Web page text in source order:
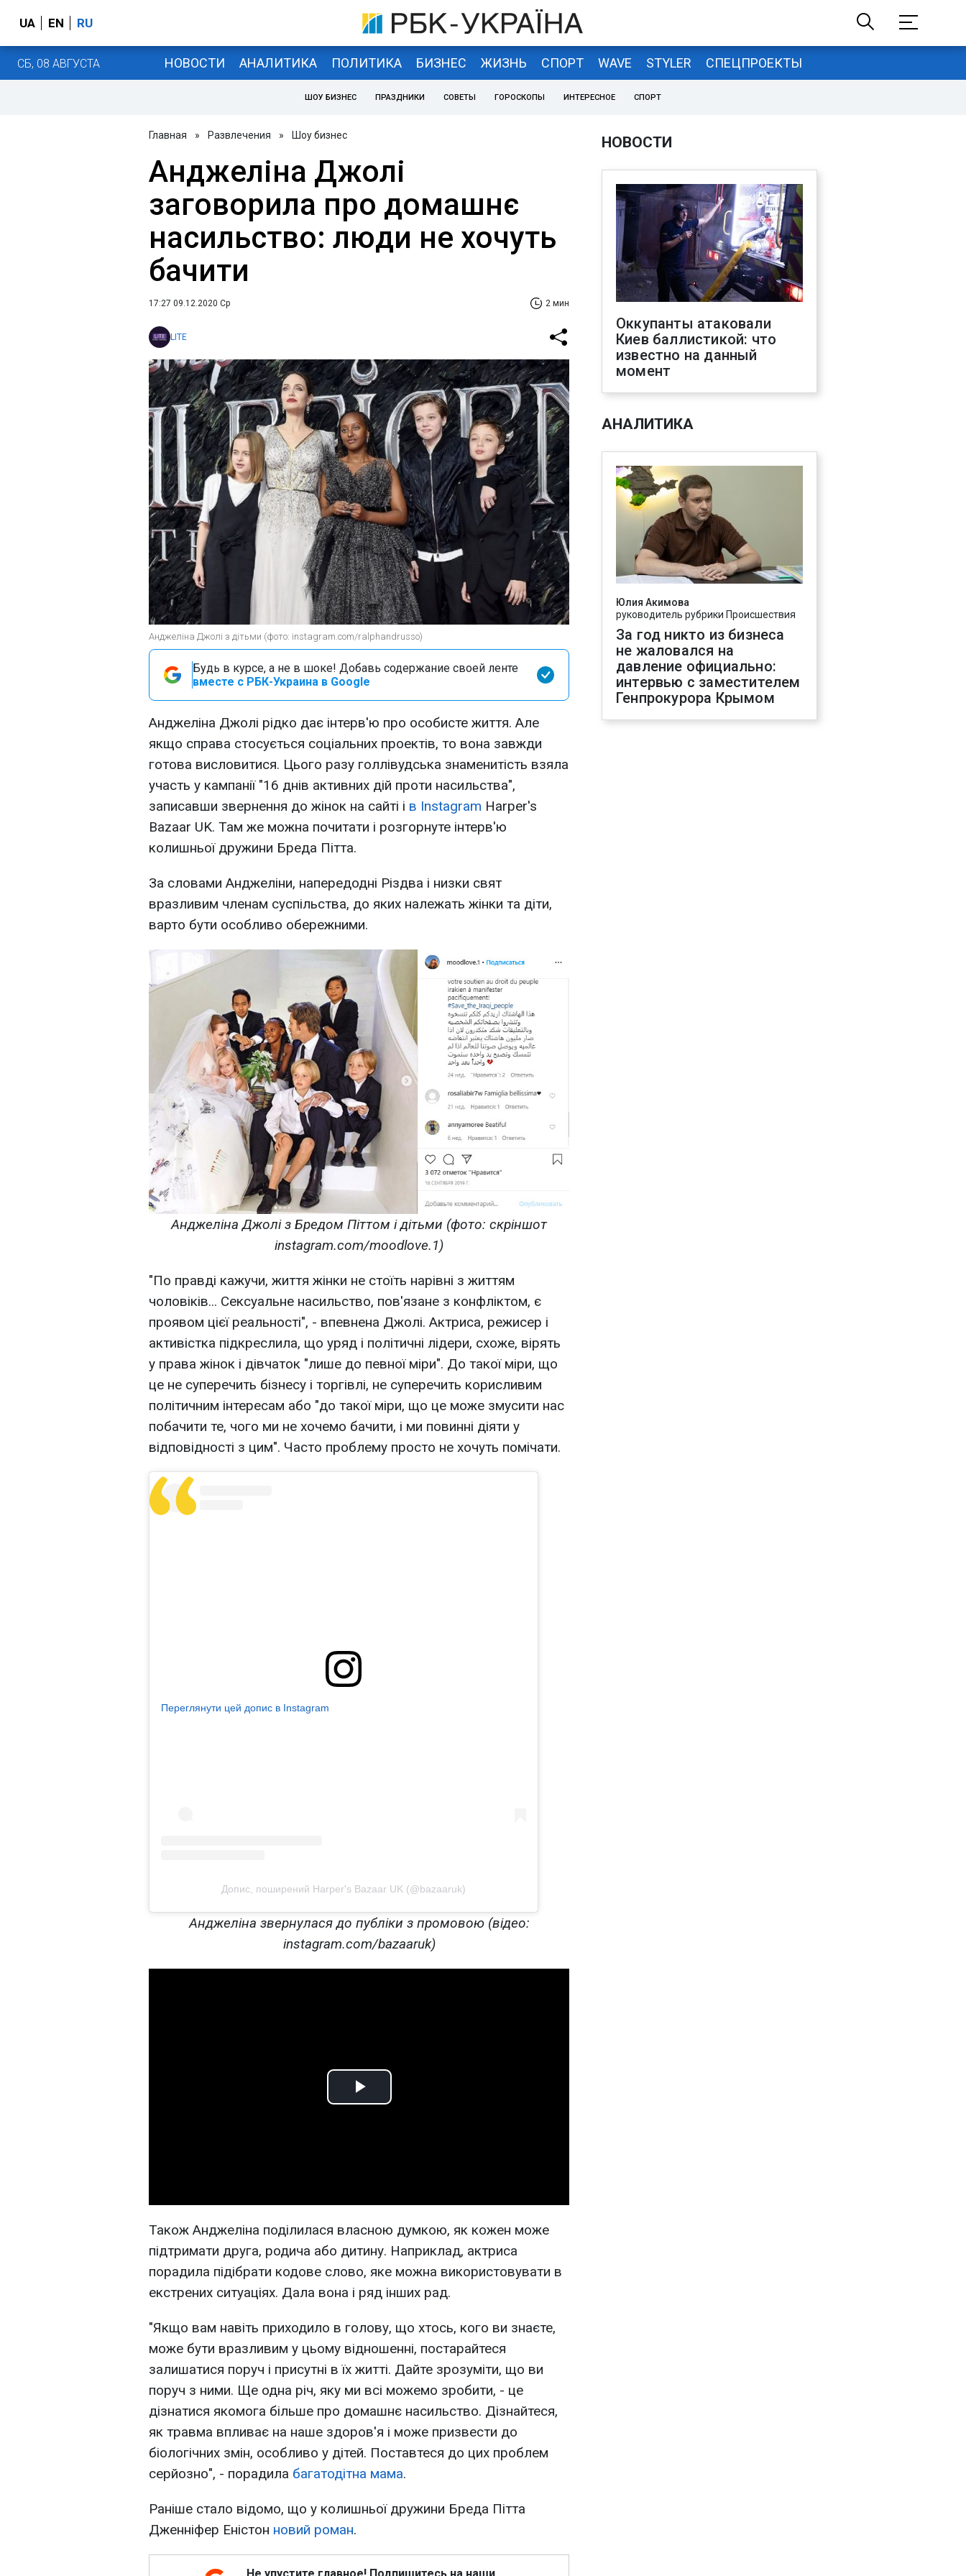
UA EN RU
СБ, 08 АВГУСТА НОВОСТИ АНАЛИТИКА ПОЛИТИКА БИЗНЕС ЖИЗНЬ СПОРТ WAVE STYLER СПЕЦПРОЕКТЫ
ШОУ БИЗНЕС ПРАЗДНИКИ СОВЕТЫ ГОРОСКОПЫ ИНТЕРЕСНОЕ СПОРТ
Главная » Развлечения » Шоу бизнес
Анджеліна Джолі
заговорила про домашнє
насильство: люди не хочуть
бачити
17:27 09.12.2020 Ср 2 мин
LITE
Анджеліна Джолі з дітьми (фото: instagram.com/ralphandrusso)
Будь в курсе, а не в шоке! Добавь содержание своей ленте
вместе с РБК-Украина в Google
Анджеліна Джолі рідко дає інтерв'ю про особисте життя. Але
якщо справа стосується соціальних проектів, то вона завжди
готова висловитися. Цього разу голлівудська знаменитість взяла
участь у кампанії "16 днів активних дій проти насильства",
записавши звернення до жінок на сайті і в Instagram Harper's
Bazaar UK. Там же можна почитати і розгорнуте інтерв'ю
колишньої дружини Бреда Пітта.
За словами Анджеліни, напередодні Різдва і низки свят
вразливим членам суспільства, до яких належать жінки та діти,
варто бути особливо обережними.
Анджеліна Джолі з Бредом Піттом і дітьми (фото: скріншот
instagram.com/moodlove.1)
"По правді кажучи, життя жінки не стоїть нарівні з життям
чоловіків... Сексуальне насильство, пов'язане з конфліктом, є
проявом цієї реальності", - впевнена Джолі. Актриса, режисер і
активістка підкреслила, що уряд і політичні лідери, схоже, вірять
у права жінок і дівчаток "лише до певної міри". До такої міри, що
це не суперечить бізнесу і торгівлі, не суперечить корисливим
політичним інтересам або "до такої міри, що це може змусити нас
побачити те, чого ми не хочемо бачити, і ми повинні діяти у
відповідності з цим". Часто проблему просто не хочуть помічати.
Переглянути цей допис в Instagram
Допис, поширений Harper's Bazaar UK (@bazaaruk)
Анджеліна звернулася до публіки з промовою (відео:
instagram.com/bazaaruk)
Play
Також Анджеліна поділилася власною думкою, як кожен може
підтримати друга, родича або дитину. Наприклад, актриса
порадила підібрати кодове слово, яке можна використовувати в
екстрених ситуаціях. Дала вона і ряд інших рад.
"Якщо вам навіть приходило в голову, що хтось, кого ви знаєте,
може бути вразливим у цьому відношенні, постарайтеся
залишатися поруч і присутні в їх житті. Дайте зрозуміти, що ви
поруч з ними. Ще одна річ, яку ми всі можемо зробити, - це
дізнатися якомога більше про домашнє насильство. Дізнайтеся,
як травма впливає на наше здоров'я і може призвести до
біологічних змін, особливо у дітей. Поставтеся до цих проблем
серйозно", - порадила багатодітна мама.
Раніше стало відомо, що у колишньої дружини Бреда Пітта
Дженніфер Еністон новий роман.
НОВОСТИ
Оккупанты атаковали
Киев баллистикой: что
известно на данный
момент
АНАЛИТИКА
Юлия Акимова
руководитель рубрики Происшествия
За год никто из бизнеса
не жаловался на
давление официально:
интервью с заместителем
Генпрокурора Крымом